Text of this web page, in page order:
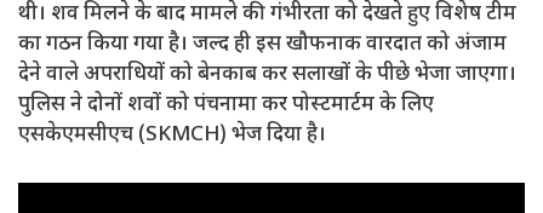
थी। शव मिलने के बाद मामले की गंभीरता को देखते हुए विशेष टीम
का गठन किया गया है। जल्द ही इस खौफनाक वारदात को अंजाम
देने वाले अपराधियों को बेनकाब कर सलाखों के पीछे भेजा जाएगा।
पुलिस ने दोनों शवों को पंचनामा कर पोस्टमार्टम के लिए
एसकेएमसीएच (SKMCH) भेज दिया है।